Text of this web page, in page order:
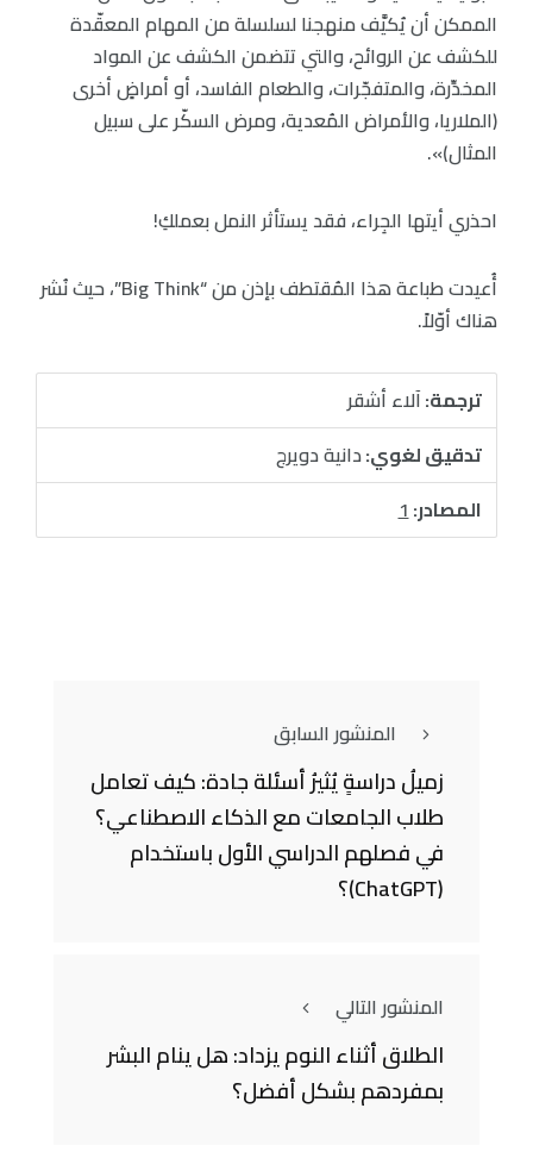
الممكن أن يُكيَّف منهجنا لسلسلة من المهام المعقّدة
للكشف عن الروائح، والتي تتضمن الكشف عن المواد
المخدِّرة، والمتفجّرات، والطعام الفاسد، أو أمراضٍ أخرى
(الملاريا، والأمراض المُعدية، ومرض السكّر على سبيل
المثال)».
احذري أيتها الجِراء، فقد يستأثر النمل بعملكِ!
أُعيدت طباعة هذا المُقتطف بإذن من “Big Think”، حيث نُشر
هناك أوّلاً.
ترجمة:آلاء أشقر
تدقيق لغوي:دانية دويرج
المصادر:1
المنشور السابق
زميلُ دراسةٍ يُثيرُ أسئلة جادة: كيف تعامل
طلاب الجامعات مع الذكاء الاصطناعي؟
في فصلهم الدراسي الأول باستخدام
(ChatGPT)؟
المنشور التالي
الطلاق أثناء النوم يزداد: هل ينام البشر
بمفردهم بشكل أفضل؟